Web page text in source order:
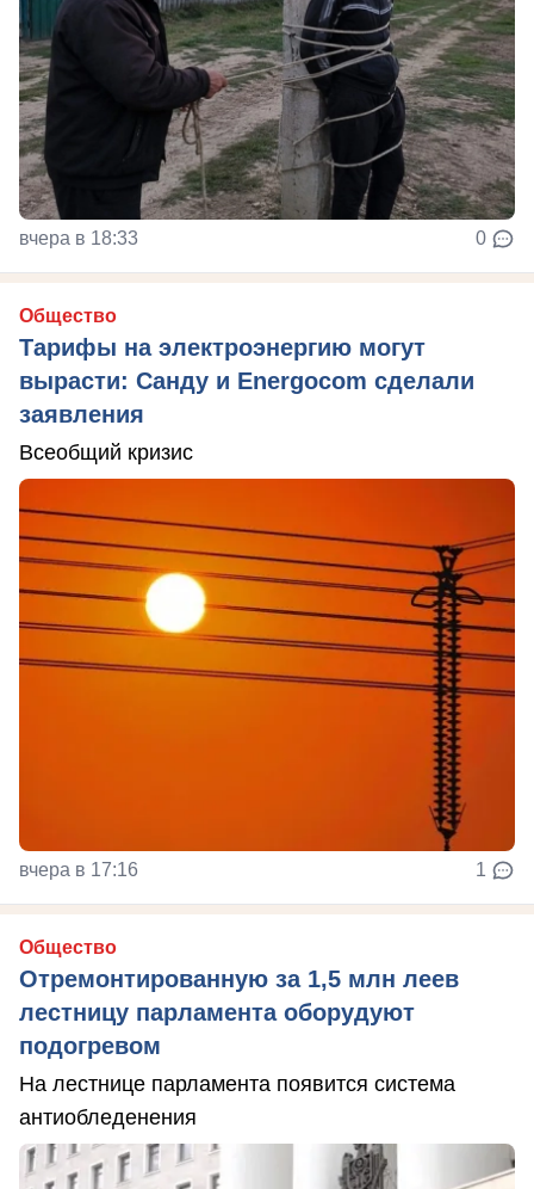
вчера в 18:33 0
Общество
Тарифы на электроэнергию могут
вырасти: Санду и Energocom сделали
заявления
Всеобщий кризис
вчера в 17:16 1
Общество
Отремонтированную за 1,5 млн леев
лестницу парламента оборудуют
подогревом
На лестнице парламента появится система
антиобледенения